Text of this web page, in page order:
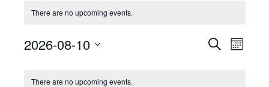
There are no upcoming events.
Events
SearchMonth
2026-08-10
date.
Calendar
There are no upcoming events.